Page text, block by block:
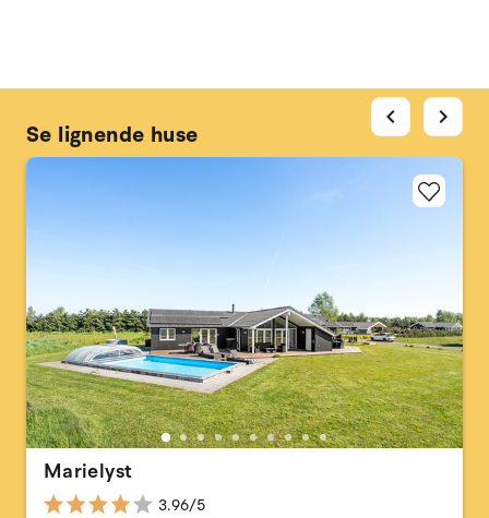
Se lignende huse
Marielyst
3.96/5
chevron_left chevron_right